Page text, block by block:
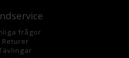
frågor
Returer